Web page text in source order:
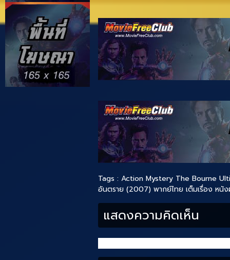
Tags : Action Mystery The Bourne
อันตราย (2007) พากย์ไทย เต็มเรื่อง หนั
แสดงความคิดเห็น